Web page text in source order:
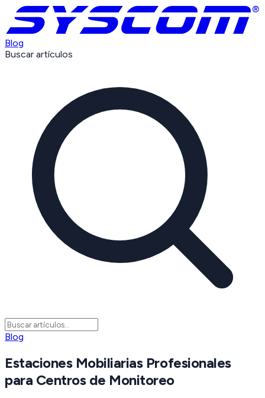
Blog
Buscar artículos
Blog
Estaciones Mobiliarias Profesionales
para Centros de Monitoreo